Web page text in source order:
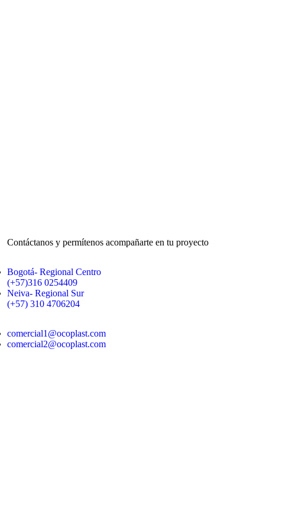
Contáctanos y permítenos acompañarte en tu proyecto
Bogotá- Regional Centro
(+57)316 0254409
Neiva- Regional Sur
(+57) 310 4706204
comercial1@ocoplast.com
comercial2@ocoplast.com